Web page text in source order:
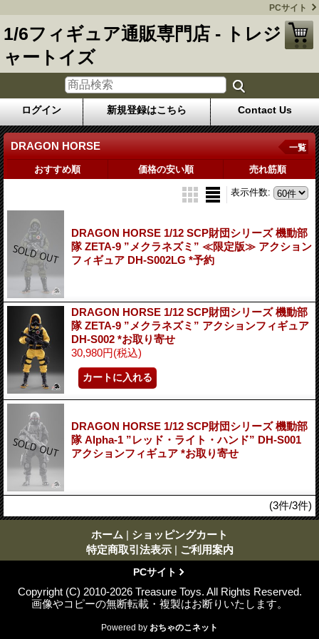
PCサイト
1/6フィギュア通販専門店 - トレジ
ャートイズ
ログイン 新規登録はこちら Contact Us
DRAGON HORSE 一覧
おすすめ順 価格の安い順 売れ筋順
表示件数:
DRAGON HORSE 1/12 SCP財団シリーズ 機動部
隊 ZETA-9 ”メクラネズミ” ≪限定版≫ アクション
フィギュア DH-S002LG *予約
DRAGON HORSE 1/12 SCP財団シリーズ 機動部
隊 ZETA-9 ”メクラネズミ” アクションフィギュア
DH-S002 *お取り寄せ
30,980円(税込)
DRAGON HORSE 1/12 SCP財団シリーズ 機動部
隊 Alpha-1 ”レッド・ライト・ハンド” DH-S001
アクションフィギュア *お取り寄せ
(3件/3件)
ホーム | ショッピングカート
特定商取引法表示 | ご利用案内
PCサイト
Copyright (C) 2010-2026 Treasure Toys. All Rights Reserved.
画像やコピーの無断転載・複製はお断りいたします。
Powered by おちゃのこネット